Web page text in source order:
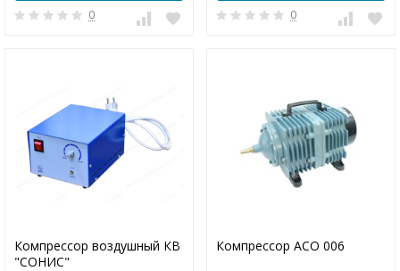
0 0
Компрессор воздушный КВ
"СОНИС"
Компрессор АСО 006